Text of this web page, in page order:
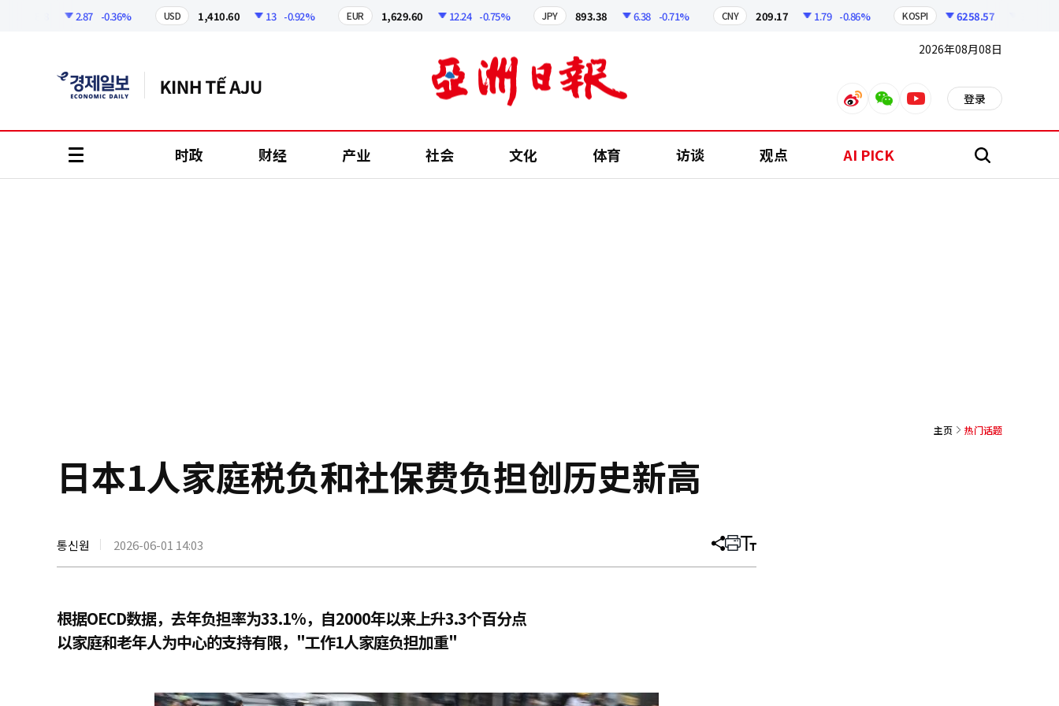
2.87 -0.36% USD 1,410.60 -0.92% EUR 1,629.60 12.24 -0.75% JPY 893.38 6.38 -0.71% CNY 209.17 1.79 -0.86% KOSPI 6258.57
2026年08月08日
weiboweixinyoutube 登录
时政 财经 产业 社会 文化 体育 访谈 观点 AI PICK 搜
主页 热门话题
日本1人家庭税负和社保费负担创历史新高
통신원 2026-06-01 14:03 分
文
打 调
大
根据OECD数据，去年负担率为33.1%，自2000年以来上升3.3个百分点
以家庭和老年人为中心的支持有限，"工作1人家庭负担加重"